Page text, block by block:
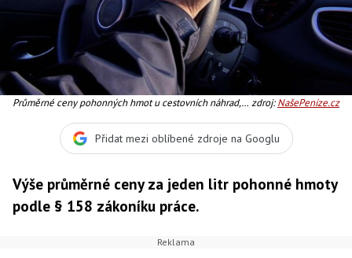
Průměrné ceny pohonných hmot u cestovních náhrad,
zdroj:NašePeníze.cz
Přidat mezi oblíbené zdroje na Googlu
Výše průměrné ceny za jeden litr pohonné hmoty
podle § 158 zákoníku práce.